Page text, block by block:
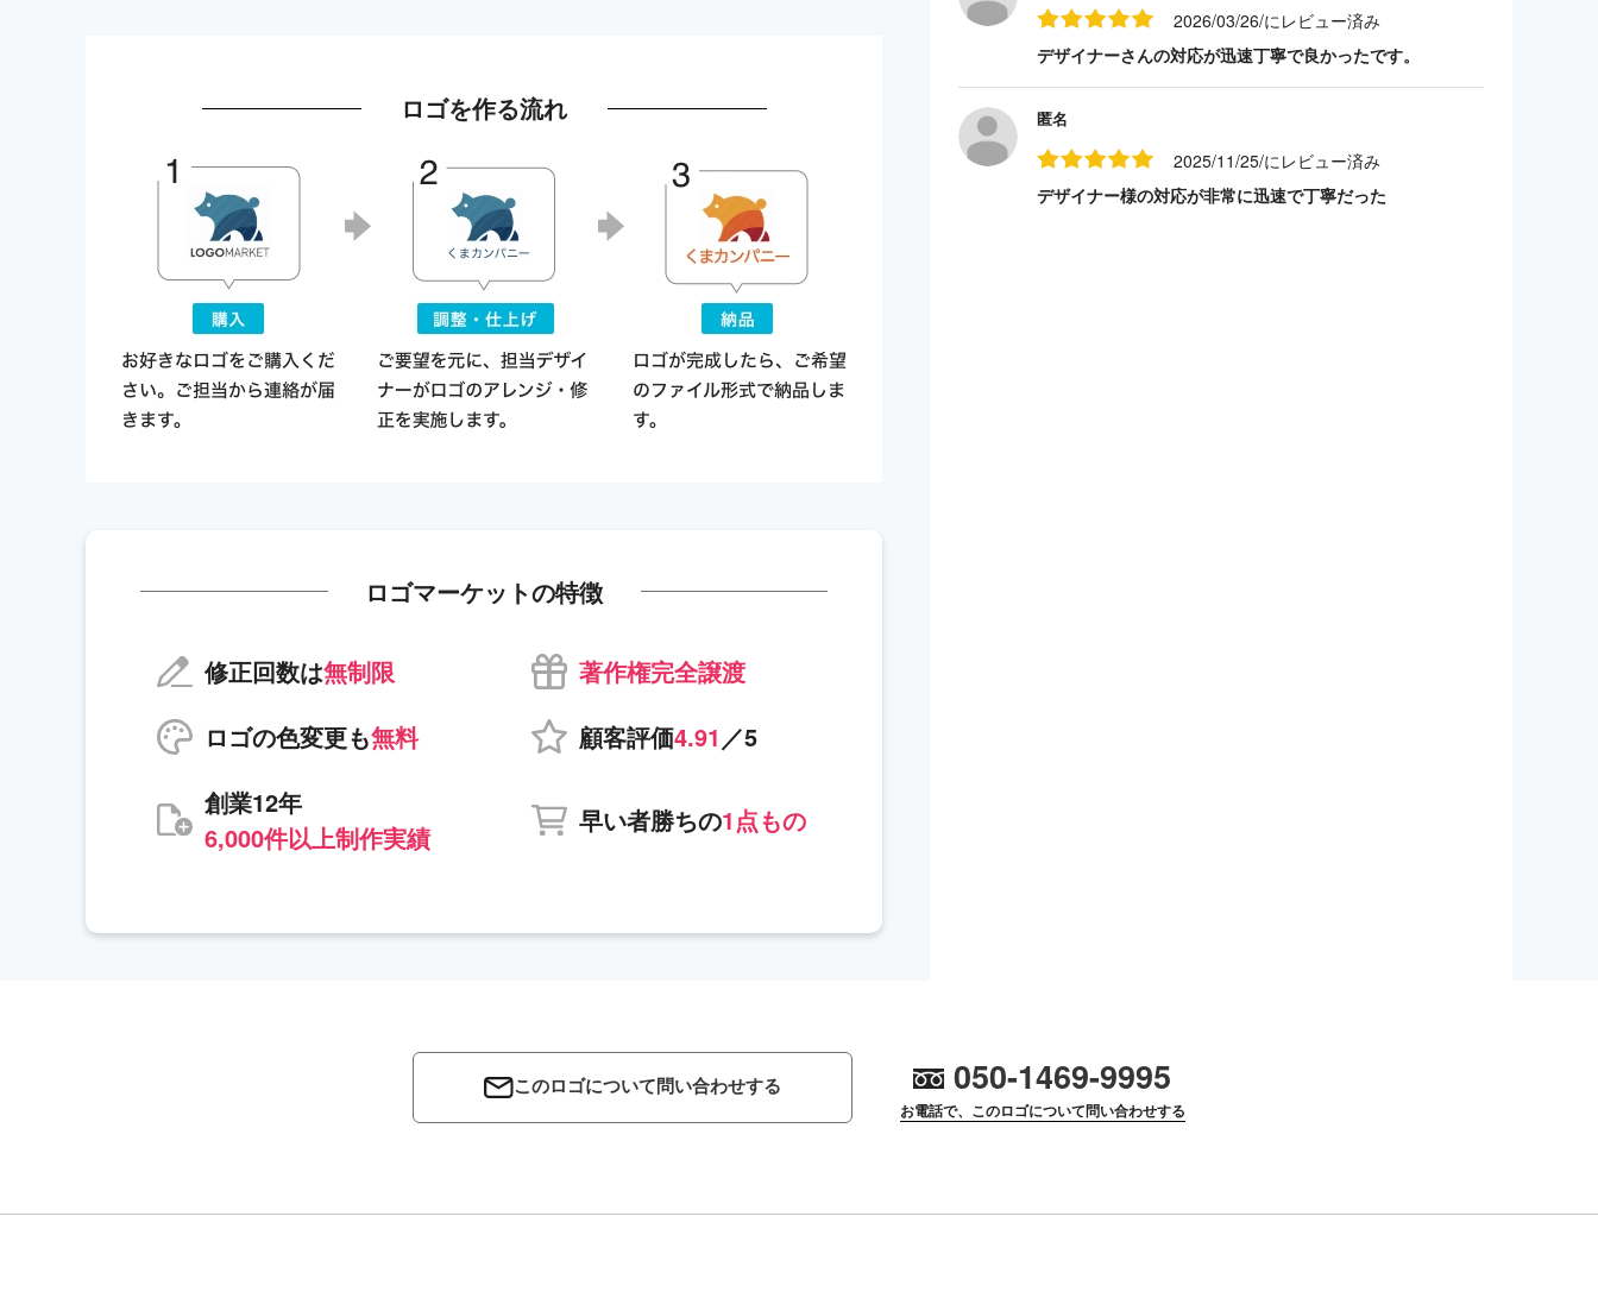
ロゴを作る流れ
ロゴマーケットの特徴
修正回数は無制限
著作権完全譲渡
ロゴの色変更も無料 顧客評価4.91 ／5
創業12年
6,000件以上制作実績
早い者勝ちの1点もの
2026/03/26/にレビュー済み
デザイナーさんの対応が迅速丁寧で良かったです。
匿名
2025/11/25/にレビュー済み
デザイナー様の対応が非常に迅速で丁寧だった
このロゴについて問い合わせする 050-1469-9995
お電話で、このロゴについて問い合わせする